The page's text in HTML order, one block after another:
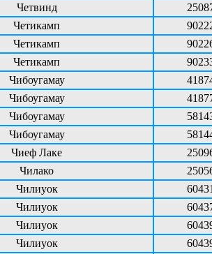
Четвинд
Четикамп
Четикамп
Четикамп
Чибоугамау
Чибоугамау
Чибоугамау
Чибоугамау
Чиеф Лаке
Чилако
Чилиуок
Чилиуок
Чилиуок
Чилиуок